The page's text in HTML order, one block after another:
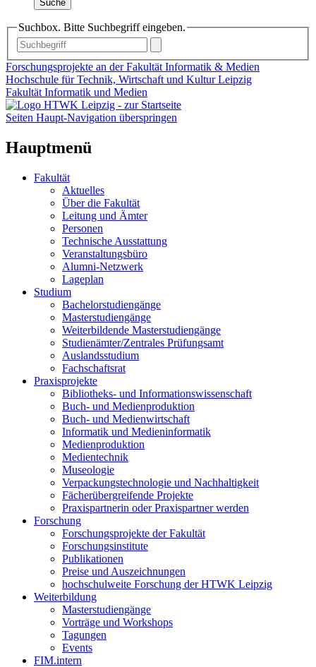
Suche
Suchbox. Bitte Suchbegriff eingeben.
Forschungsprojekte an der Fakultät Informatik & Medien
Hochschule für Technik, Wirtschaft und Kultur Leipzig
Fakultät Informatik und Medien
Seiten Haupt-Navigation überspringen
Hauptmenü
Fakultät
Aktuelles
Über die Fakultät
Leitung und Ämter
Personen
Technische Ausstattung
Veranstaltungsbüro
Alumni-Netzwerk
Lageplan
Studium
Bachelorstudiengänge
Masterstudiengänge
Weiterbildende Masterstudiengänge
Studienämter/Zentrales Prüfungsamt
Auslandsstudium
Fachschaftsrat
Praxisprojekte
Bibliotheks- und Informationswissenschaft
Buch- und Medienproduktion
Buch- und Medienwirtschaft
Informatik und Medieninformatik
Medienproduktion
Medientechnik
Museologie
Verpackungstechnologie und Nachhaltigkeit
Fächerübergreifende Projekte
Praxispartnerin oder Praxispartner werden
Forschung
Forschungsprojekte der Fakultät
Forschungsinstitute
Publikationen
Preise und Auszeichnungen
hochschulweite Forschung der HTWK Leipzig
Weiterbildung
Masterstudiengänge
Vorträge und Workshops
Tagungen
Events
FIM.intern